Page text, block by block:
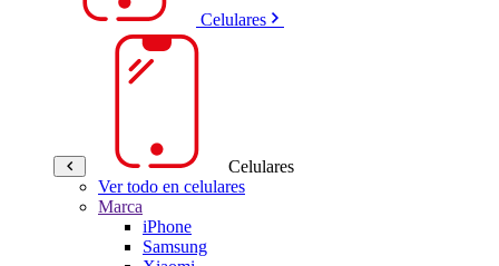
Celulares
Celulares
Ver todo en celulares
Marca
iPhone
Samsung